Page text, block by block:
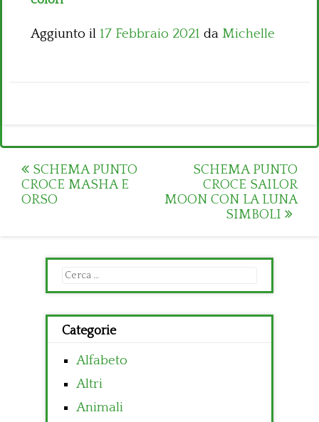
Aggiunto il 17 Febbraio 2021 da Michelle
Post
navigation
SCHEMA PUNTO
CROCE MASHA E
ORSO
SCHEMA PUNTO
CROCE SAILOR
MOON CON LA LUNA
SIMBOLI
Ricerca
per:
Categorie
Alfabeto
Altri
Animali